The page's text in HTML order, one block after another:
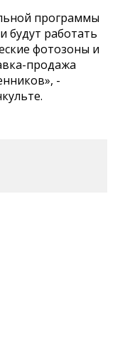
программы
будут работать
фотозоны и
продажа
-